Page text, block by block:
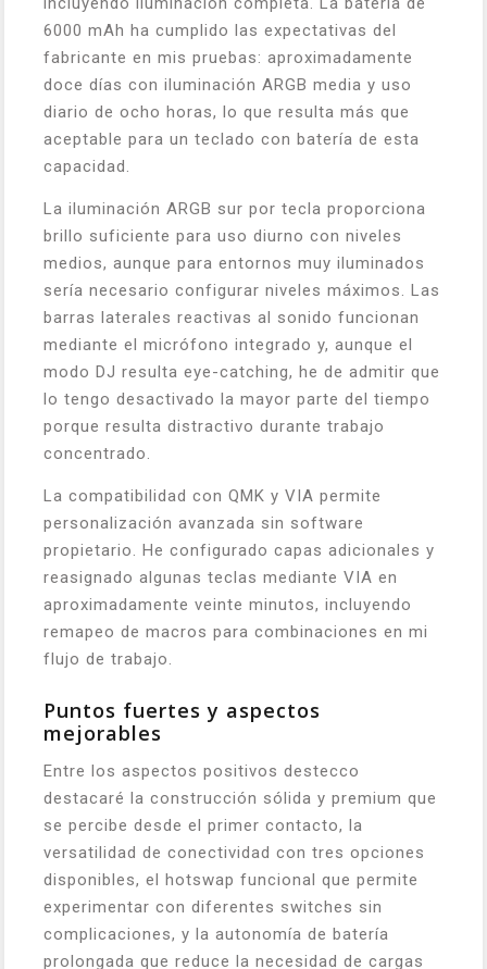
6000 mAh ha cumplido las expectativas del
fabricante en mis pruebas: aproximadamente
doce días con iluminación ARGB media y uso
diario de ocho horas, lo que resulta más que
aceptable para un teclado con batería de esta
capacidad.
La iluminación ARGB sur por tecla proporciona
brillo suficiente para uso diurno con niveles
medios, aunque para entornos muy iluminados
sería necesario configurar niveles máximos. Las
barras laterales reactivas al sonido funcionan
mediante el micrófono integrado y, aunque el
modo DJ resulta eye-catching, he de admitir que
lo tengo desactivado la mayor parte del tiempo
porque resulta distractivo durante trabajo
concentrado.
La compatibilidad con QMK y VIA permite
personalización avanzada sin software
propietario. He configurado capas adicionales y
reasignado algunas teclas mediante VIA en
aproximadamente veinte minutos, incluyendo
remapeo de macros para combinaciones en mi
flujo de trabajo.
Puntos fuertes y aspectos
mejorables
Entre los aspectos positivos destecco
destacaré la construcción sólida y premium que
se percibe desde el primer contacto, la
versatilidad de conectividad con tres opciones
disponibles, el hotswap funcional que permite
experimentar con diferentes switches sin
complicaciones, y la autonomía de batería
prolongada que reduce la necesidad de cargas